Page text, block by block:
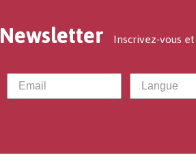
Newsletter Inscrivez-vous